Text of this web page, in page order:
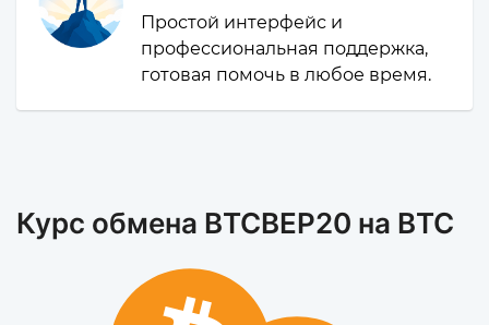
Простой интерфейс и
профессиональная поддержка,
готовая помочь в любое время.
Курс обмена BTCBEP20 на BTC